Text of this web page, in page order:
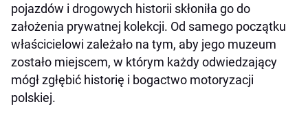
pojazdów i drogowych historii skłoniła go do
założenia prywatnej kolekcji. Od samego początku
właścicielowi zależało na tym, aby jego muzeum
zostało miejscem, w którym każdy odwiedzający
mógł zgłębić historię i bogactwo motoryzacji
polskiej.